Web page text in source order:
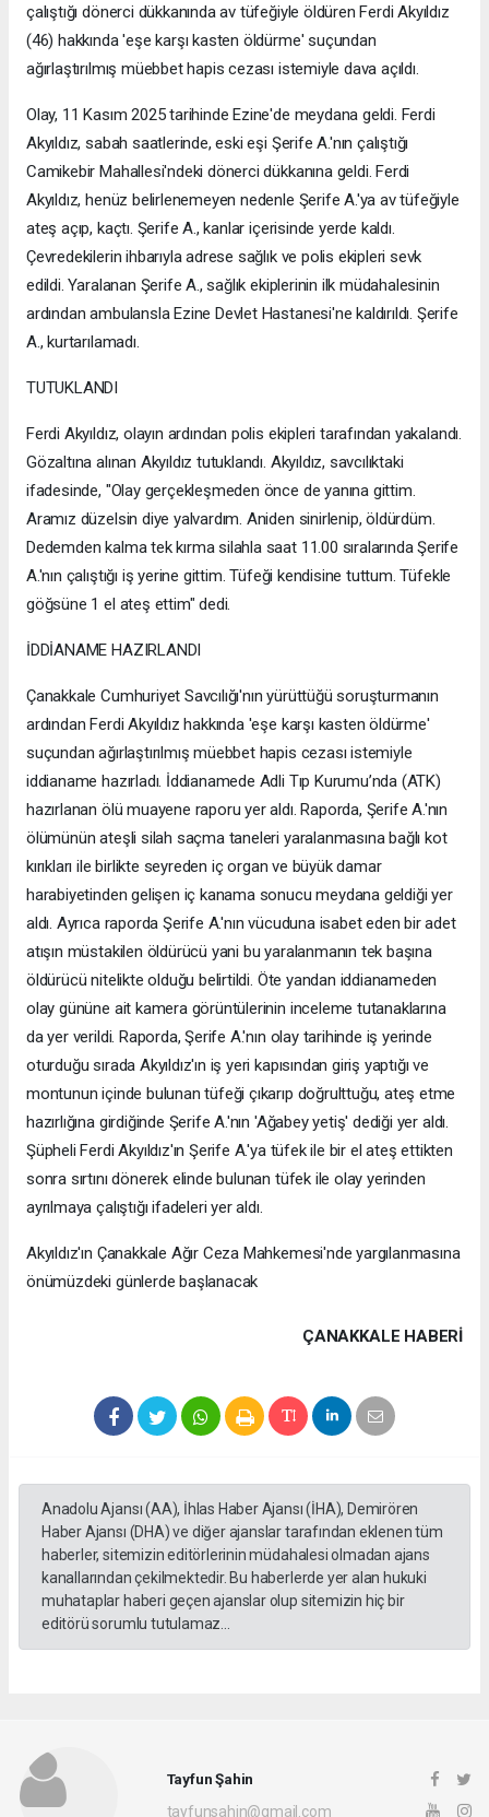
çalıştığı dönerci dükkanında av tüfeğiyle öldüren Ferdi Akyıldız
(46) hakkında 'eşe karşı kasten öldürme' suçundan
ağırlaştırılmış müebbet hapis cezası istemiyle dava açıldı.
Olay, 11 Kasım 2025 tarihinde Ezine'de meydana geldi. Ferdi
Akyıldız, sabah saatlerinde, eski eşi Şerife A.'nın çalıştığı
Camikebir Mahallesi'ndeki dönerci dükkanına geldi. Ferdi
Akyıldız, henüz belirlenemeyen nedenle Şerife A.'ya av tüfeğiyle
ateş açıp, kaçtı. Şerife A., kanlar içerisinde yerde kaldı.
Çevredekilerin ihbarıyla adrese sağlık ve polis ekipleri sevk
edildi. Yaralanan Şerife A., sağlık ekiplerinin ilk müdahalesinin
ardından ambulansla Ezine Devlet Hastanesi'ne kaldırıldı. Şerife
A., kurtarılamadı.
TUTUKLANDI
Ferdi Akyıldız, olayın ardından polis ekipleri tarafından yakalandı.
Gözaltına alınan Akyıldız tutuklandı. Akyıldız, savcılıktaki
ifadesinde, "Olay gerçekleşmeden önce de yanına gittim.
Aramız düzelsin diye yalvardım. Aniden sinirlenip, öldürdüm.
Dedemden kalma tek kırma silahla saat 11.00 sıralarında Şerife
A.'nın çalıştığı iş yerine gittim. Tüfeği kendisine tuttum. Tüfekle
göğsüne 1 el ateş ettim" dedi.
İDDİANAME HAZIRLANDI
Çanakkale Cumhuriyet Savcılığı'nın yürüttüğü soruşturmanın
ardından Ferdi Akyıldız hakkında 'eşe karşı kasten öldürme'
suçundan ağırlaştırılmış müebbet hapis cezası istemiyle
iddianame hazırladı. İddianamede Adli Tıp Kurumu’nda (ATK)
hazırlanan ölü muayene raporu yer aldı. Raporda, Şerife A.'nın
ölümünün ateşli silah saçma taneleri yaralanmasına bağlı kot
kırıkları ile birlikte seyreden iç organ ve büyük damar
harabiyetinden gelişen iç kanama sonucu meydana geldiği yer
aldı. Ayrıca raporda Şerife A.'nın vücuduna isabet eden bir adet
atışın müstakilen öldürücü yani bu yaralanmanın tek başına
öldürücü nitelikte olduğu belirtildi. Öte yandan iddianameden
olay gününe ait kamera görüntülerinin inceleme tutanaklarına
da yer verildi. Raporda, Şerife A.'nın olay tarihinde iş yerinde
oturduğu sırada Akyıldız'ın iş yeri kapısından giriş yaptığı ve
montunun içinde bulunan tüfeği çıkarıp doğrulttuğu, ateş etme
hazırlığına girdiğinde Şerife A.'nın 'Ağabey yetiş' dediği yer aldı.
Şüpheli Ferdi Akyıldız'ın Şerife A.'ya tüfek ile bir el ateş ettikten
sonra sırtını dönerek elinde bulunan tüfek ile olay yerinden
ayrılmaya çalıştığı ifadeleri yer aldı.
Akyıldız'ın Çanakkale Ağır Ceza Mahkemesi'nde yargılanmasına
önümüzdeki günlerde başlanacak
ÇANAKKALE HABERİ
Anadolu Ajansı (AA), İhlas Haber Ajansı (İHA), Demirören
Haber Ajansı (DHA) ve diğer ajanslar tarafından eklenen tüm
haberler, sitemizin editörlerinin müdahalesi olmadan ajans
kanallarından çekilmektedir. Bu haberlerde yer alan hukuki
muhataplar haberi geçen ajanslar olup sitemizin hiç bir
editörü sorumlu tutulamaz...
Tayfun Şahin
tayfunsahin@gmail.com